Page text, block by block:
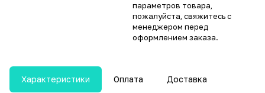
параметров товара,
пожалуйста, свяжитесь с
менеджером перед
оформлением заказа.
Характеристики Оплата Доставка